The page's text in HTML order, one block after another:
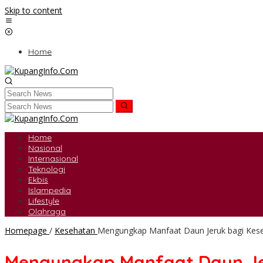
Skip to content
Home
Home
Nasional
Internasional
Teknologi
Ekbis
Islampedia
Lifestyle
Olahraga
Homepage / Kesehatan Mengungkap Manfaat Daun Jeruk bagi